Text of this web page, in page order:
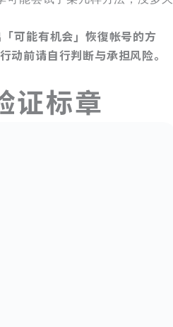
可能有机会」恢復帐号的方
动前请自行判断与承担风险。
证标章